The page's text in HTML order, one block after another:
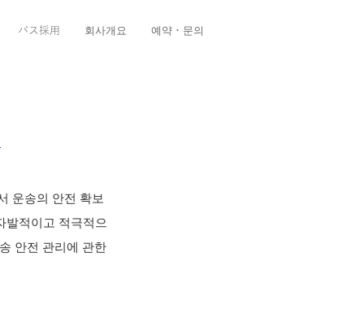
バス採用 회사개요 예약・문의
운송의 안전 확보
발적이고 적극적으
안전 관리에 관한